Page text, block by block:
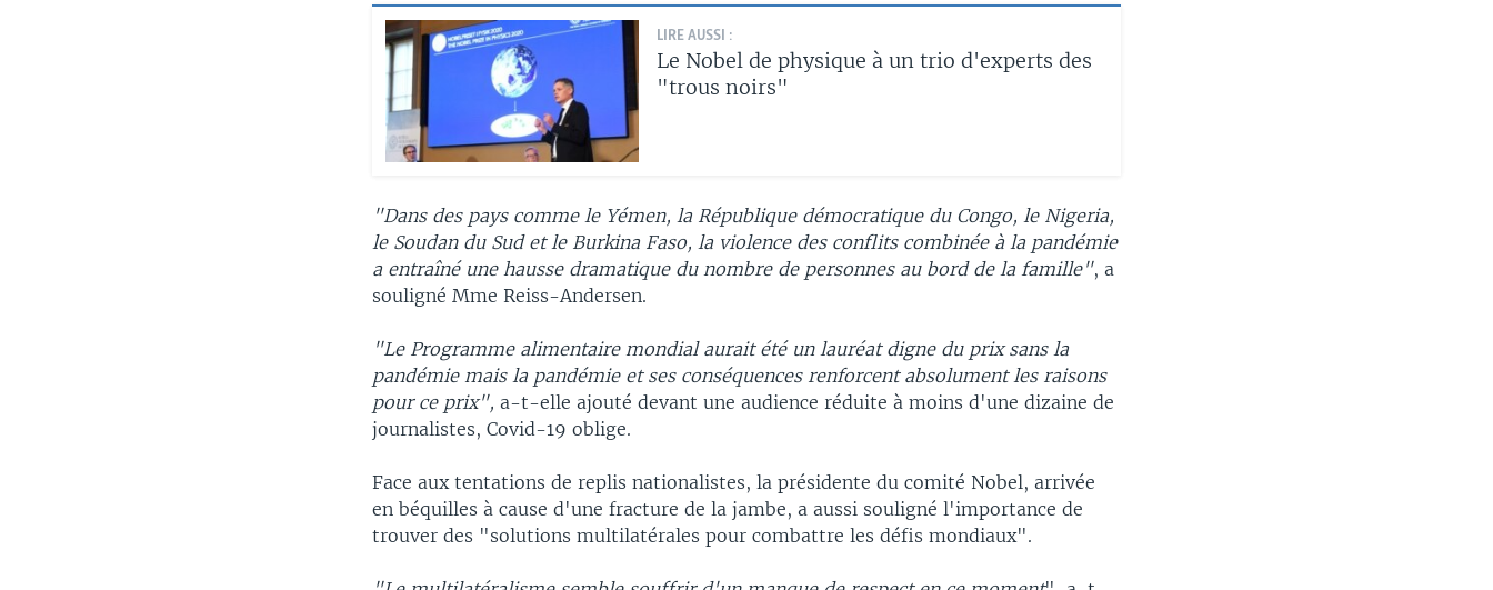
LIRE AUSSI :
Le Nobel de physique à un trio d'experts des
"trous noirs"
"Dans des pays comme le Yémen, la République démocratique du Congo, le Nigeria,
le Soudan du Sud et le Burkina Faso, la violence des conflits combinée à la pandémie
a entraîné une hausse dramatique du nombre de personnes au bord de la famille", a
souligné Mme Reiss-Andersen.
"Le Programme alimentaire mondial aurait été un lauréat digne du prix sans la
pandémie mais la pandémie et ses conséquences renforcent absolument les raisons
pour ce prix", a-t-elle ajouté devant une audience réduite à moins d'une dizaine de
journalistes, Covid-19 oblige.
Face aux tentations de replis nationalistes, la présidente du comité Nobel, arrivée
en béquilles à cause d'une fracture de la jambe, a aussi souligné l'importance de
trouver des "solutions multilatérales pour combattre les défis mondiaux".